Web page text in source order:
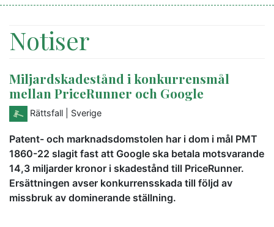
Notiser
Miljardskadestånd i konkurrensmål
mellan PriceRunner och Google
Rättsfall | Sverige
Patent- och marknadsdomstolen har i dom i mål PMT
1860-22 slagit fast att Google ska betala motsvarande
14,3 miljarder kronor i skadestånd till PriceRunner.
Ersättningen avser konkurrensskada till följd av
missbruk av dominerande ställning.